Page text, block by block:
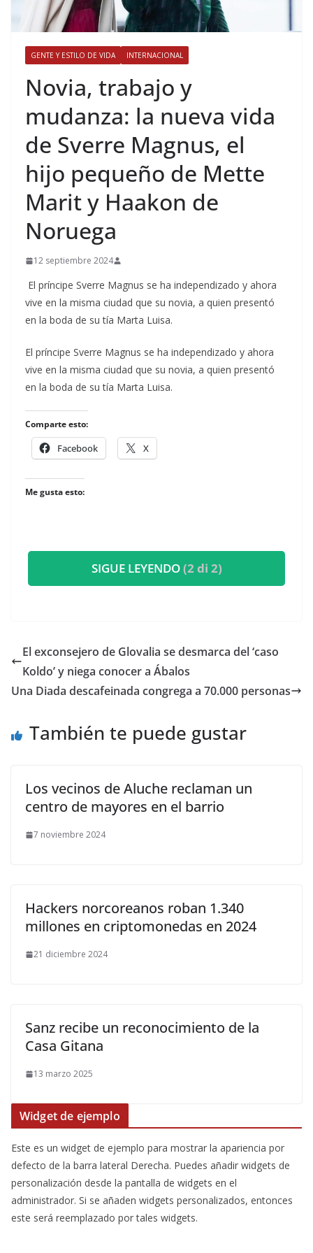
GENTE Y ESTILO DE VIDA INTERNACIONAL
​Novia, trabajo y
mudanza: la nueva vida
de Sverre Magnus, el
hijo pequeño de Mette
Marit y Haakon de
Noruega
12 septiembre 2024
El príncipe Sverre Magnus se ha independizado y ahora
vive en la misma ciudad que su novia, a quien presentó
en la boda de su tía Marta Luisa.
​El príncipe Sverre Magnus se ha independizado y ahora
vive en la misma ciudad que su novia, a quien presentó
en la boda de su tía Marta Luisa.
Comparte esto:
Facebook X
Me gusta esto:
SIGUE LEYENDO(2 di 2)
El exconsejero de Glovalia se desmarca del ‘caso
Koldo’ y niega conocer a Ábalos
Una Diada descafeinada congrega a 70.000 personas
También te puede gustar
Los vecinos de Aluche reclaman un
centro de mayores en el barrio
7 noviembre 2024
Hackers norcoreanos roban 1.340
millones en criptomonedas en 2024
21 diciembre 2024
Sanz recibe un reconocimiento de la
Casa Gitana
13 marzo 2025
Widget de ejemplo
Este es un widget de ejemplo para mostrar la apariencia por
defecto de la barra lateral Derecha. Puedes añadir widgets de
personalización desde la pantalla de widgets en el
administrador. Si se añaden widgets personalizados, entonces
este será reemplazado por tales widgets.